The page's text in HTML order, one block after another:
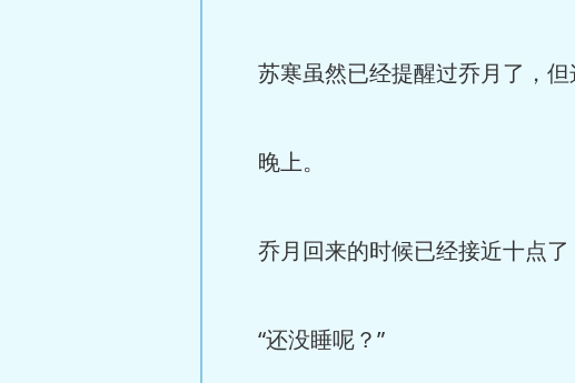
苏寒虽然已经提醒过乔月了，但
晚上。
乔月回来的时候已经接近十点了
“还没睡呢？”